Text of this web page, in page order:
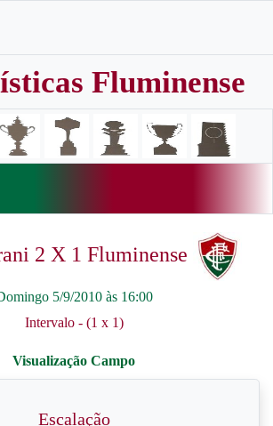
Fluminense
2 X 1 Fluminense
5/9/2010 às 16:00
Intervalo - (1 x 1)
Escalação